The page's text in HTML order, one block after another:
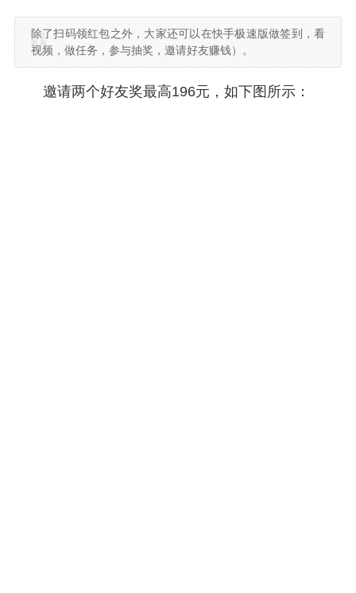
除了扫码领红包之外，大家还可以在快手极速版做签到，看
视频，做任务，参与抽奖，邀请好友赚钱）。
邀请两个好友奖最高196元，如下图所示：